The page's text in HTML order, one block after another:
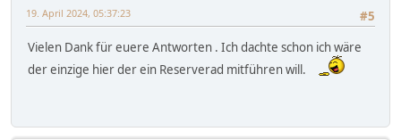
#5
19. April 2024, 05:37:23
Vielen Dank für euere Antworten . Ich dachte schon ich wäre
der einzige hier der ein Reserverad mitführen will.